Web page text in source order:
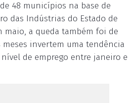
48 municípios na base de
das Indústrias do Estado de
maio, a queda também foi de
meses invertem uma tendência
de emprego entre janeiro e